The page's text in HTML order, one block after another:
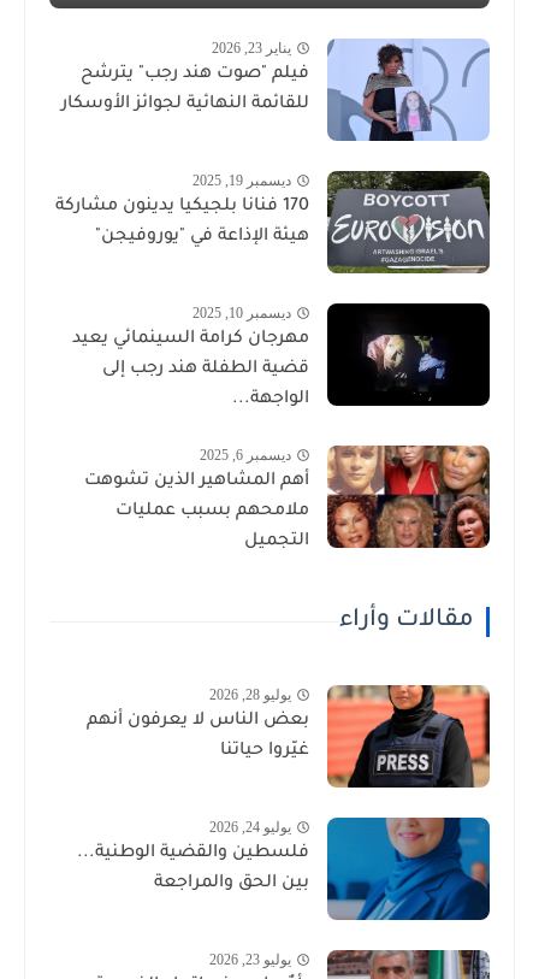
يناير 23, 2026
فيلم "صوت هند رجب" يترشح
للقائمة النهائية لجوائز الأوسكار
ديسمبر 19, 2025
170 فنانا بلجيكيا يدينون مشاركة
هيئة الإذاعة في "يوروفيجن"
ديسمبر 10, 2025
مهرجان كرامة السينمائي يعيد
قضية الطفلة هند رجب إلى
الواجهة...
ديسمبر 6, 2025
أهم المشاهير الذين تشوهت
ملامحهم بسبب عمليات
التجميل
مقالات وأراء
يوليو 28, 2026
بعض الناس لا يعرفون أنهم
غيّروا حياتنا
يوليو 24, 2026
فلسطين والقضية الوطنية...
بين الحق والمراجعة
يوليو 23, 2026